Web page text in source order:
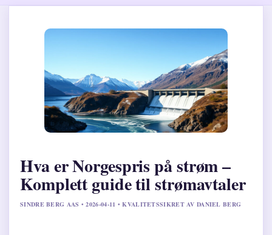
Hva er Norgespris på strøm –
Komplett guide til strømavtaler
SINDRE BERG AAS • 2026-04-11 • KVALITETSSIKRET AV DANIEL BERG